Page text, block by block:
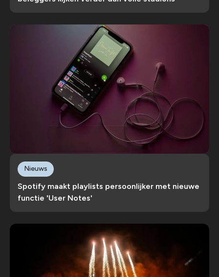
Spotify maakt playlists persoonlijker met nieuwe
functie 'User Notes'
Nieuws